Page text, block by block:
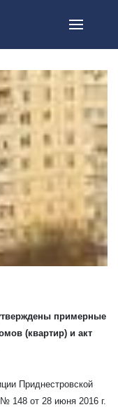
примерные
(квартир) и акт
Приднестровской
148 от 28 июня 2016 г.